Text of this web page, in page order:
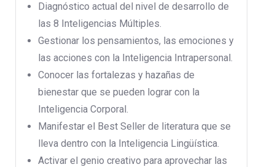
Diagnóstico actual del nivel de desarrollo de
las 8 Inteligencias Múltiples.
Gestionar los pensamientos, las emociones y
las acciones con la Inteligencia Intrapersonal.
Conocer las fortalezas y hazañas de
bienestar que se pueden lograr con la
Inteligencia Corporal.
Manifestar el Best Seller de literatura que se
lleva dentro con la Inteligencia Lingüística.
Activar el genio creativo para aprovechar las